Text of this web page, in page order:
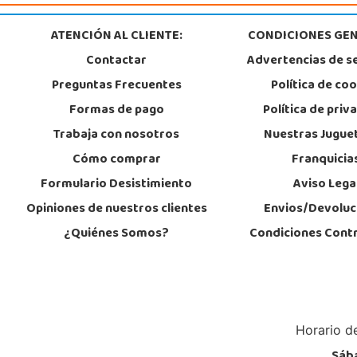
03509, Finestrat
Localizar Tienda
Juguetilandia Jerez de la Frontera
Avenida de Europa, 13
956 317 910
Localizar Tienda
POCAS UNIDADES
ATENCIÓN AL CLIENTE:
Contactar
Preguntas Frecuentes
Formas de pago
Trabaja con nosotros
Cómo comprar
Formulario Desistimiento
Opiniones de nuestros clientes
¿Quiénes Somos?
CONDICIONES
Advertencias de
Política de
Política de
Nuestras
Aviso
Envios/
Condiciones
Horario